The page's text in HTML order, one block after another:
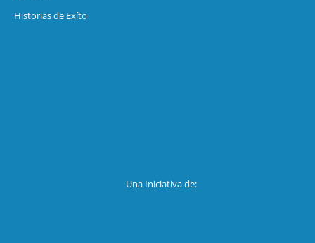
Historias de Exíto
Una Iniciativa de: